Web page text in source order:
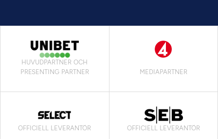
HUVUDPARTNER OCH
PRESENTING PARTNER
MEDIAPARTNER
OFFICIELL LEVERANTÖR OFFICIELL LEVERANTÖR